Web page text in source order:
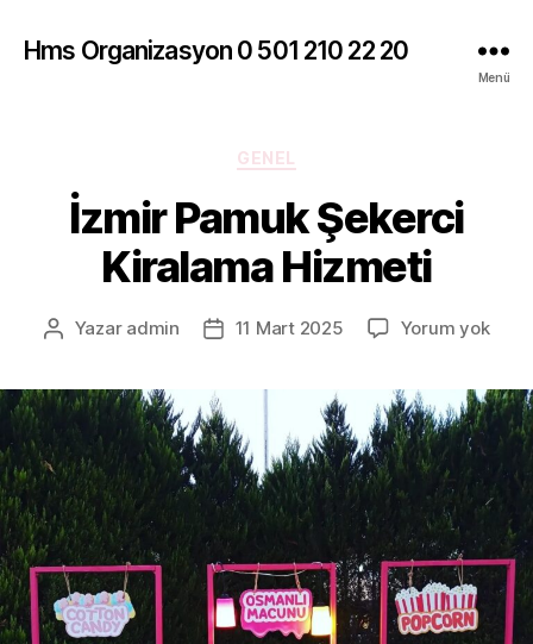
Hms Organizasyon 0 501 210 22 20
Menü
Kategoriler
GENEL
İzmir Pamuk Şekerci
Kiralama Hizmeti
Yazının
Yazar admin
Yazı11 Mart 2025 Yorum yokİzmir